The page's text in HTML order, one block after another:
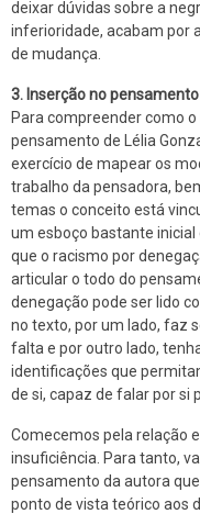
deixar dúvidas sobre a
inferioridade, acabam por
de mudança.
3. Inserção no
Para compreender como
pensamento de Lélia
exercício de mapear os
trabalho da pensadora,
temas o conceito está
um esboço bastante
que o racismo por
articular o todo do
denegação pode ser lido
no texto, por um lado, faz
falta e por outro lado,
identificações que
de si, capaz de falar por si
Comecemos pela relação
insuficiência. Para tanto,
pensamento da autora
ponto de vista teórico aos